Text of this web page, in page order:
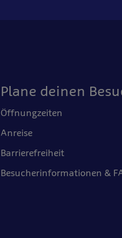
Plane deinen
Öffnungzeiten
Anreise
Barrierefreiheit
Besucherinformationen &